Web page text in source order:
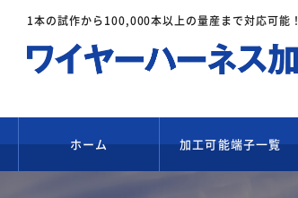
1本の試作から100,000本以上の量産まで対応可能！
ホーム 加工可能端子一覧